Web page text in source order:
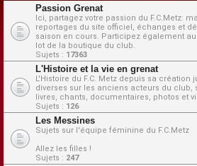
Passion Grenat
Ici, partagez votre passion du F.C.Metz:
reportages du site officiel, échanges et
saison en cours. Participez également
lot de la boutique du club.
Sujets : 17363
L'Histoire et la vie en grenat
L'Histoire du F.C. Metz depuis sa
diverses sur les anciens acteurs du club,
livres, chants, documentaires, photos et
Sujets : 126
Les Messines
Sujets sur l'équipe féminine du F.C.Metz
Allez les filles !
Sujets : 247